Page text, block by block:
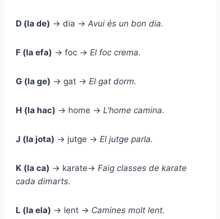
D (la de) → dia → Avui és un bon dia.
F (la efa) → foc → El foc crema.
G (la ge) → gat → El gat dorm.
H (la hac) → home → L’home camina.
J (la jota) → jutge → El jutge parla.
K (la ca) → karate→ Faig classes de karate
cada dimarts.
L (la ela) → lent → Camines molt lent.